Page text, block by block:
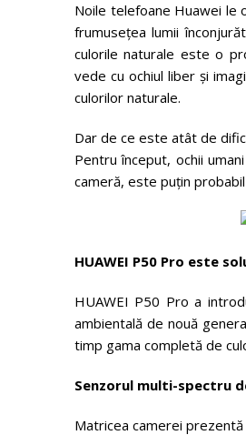
Noile telefoane Huawei le
frumusețea lumii
culorile naturale este o
vede cu ochiul liber și
culorilor naturale.
Dar de ce este atât de
Pentru început, ochii
cameră, este puțin
HUAWEI P50 Pro este
HUAWEI P50 Pro a
ambientală de nouă
timp gama completă de
Senzorul multi-spectru
Matricea camerei